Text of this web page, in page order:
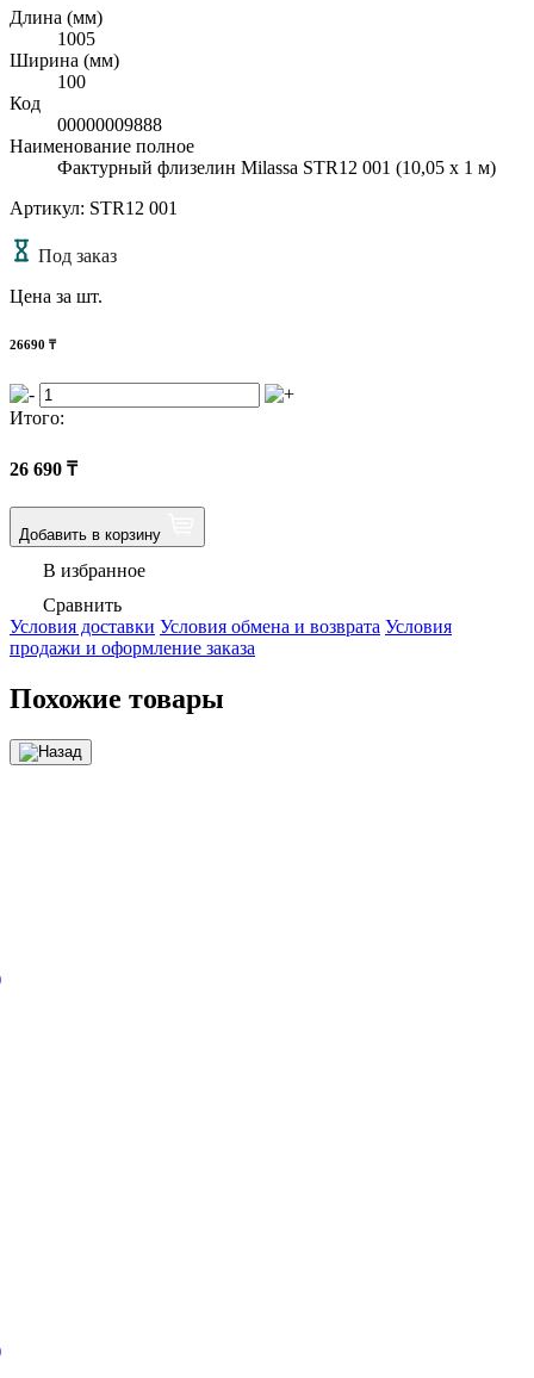
Длина (мм)
1005
Ширина (мм)
100
Код
00000009888
Наименование полное
Фактурный флизелин Milassa STR12 001 (10,05 х 1 м)
Артикул: STR12 001
Под заказ
Цена за шт.
26690 ₸
Итого:
26 690 ₸
Добавить в корзину
В избранное
Сравнить
Условия доставки Условия обмена и возврата Условия
продажи и оформление заказа
Похожие товары